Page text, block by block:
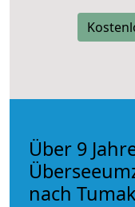
Über 9
nach